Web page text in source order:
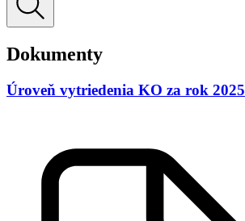
Dokumenty
Úroveň vytriedenia KO za rok 2025